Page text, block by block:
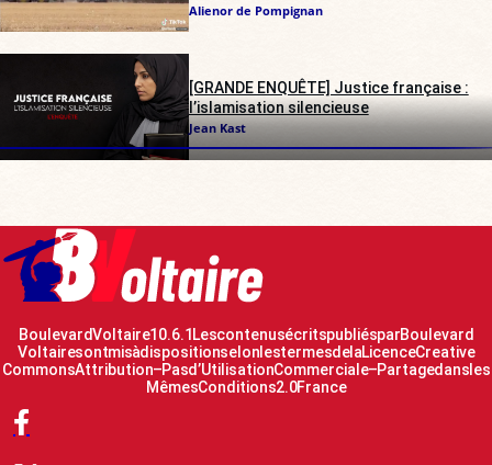
Alienor de Pompignan
[GRANDE ENQUÊTE] Justice française :
l’islamisation silencieuse
Jean Kast
Boulevard Voltaire 10.6.1 Les contenus écrits publiés par Boulevard
Voltaire sont mis à disposition selon les termes de la Licence Creative
Commons Attribution – Pas d’Utilisation Commerciale – Partage dans les
Mêmes Conditions 2.0 France